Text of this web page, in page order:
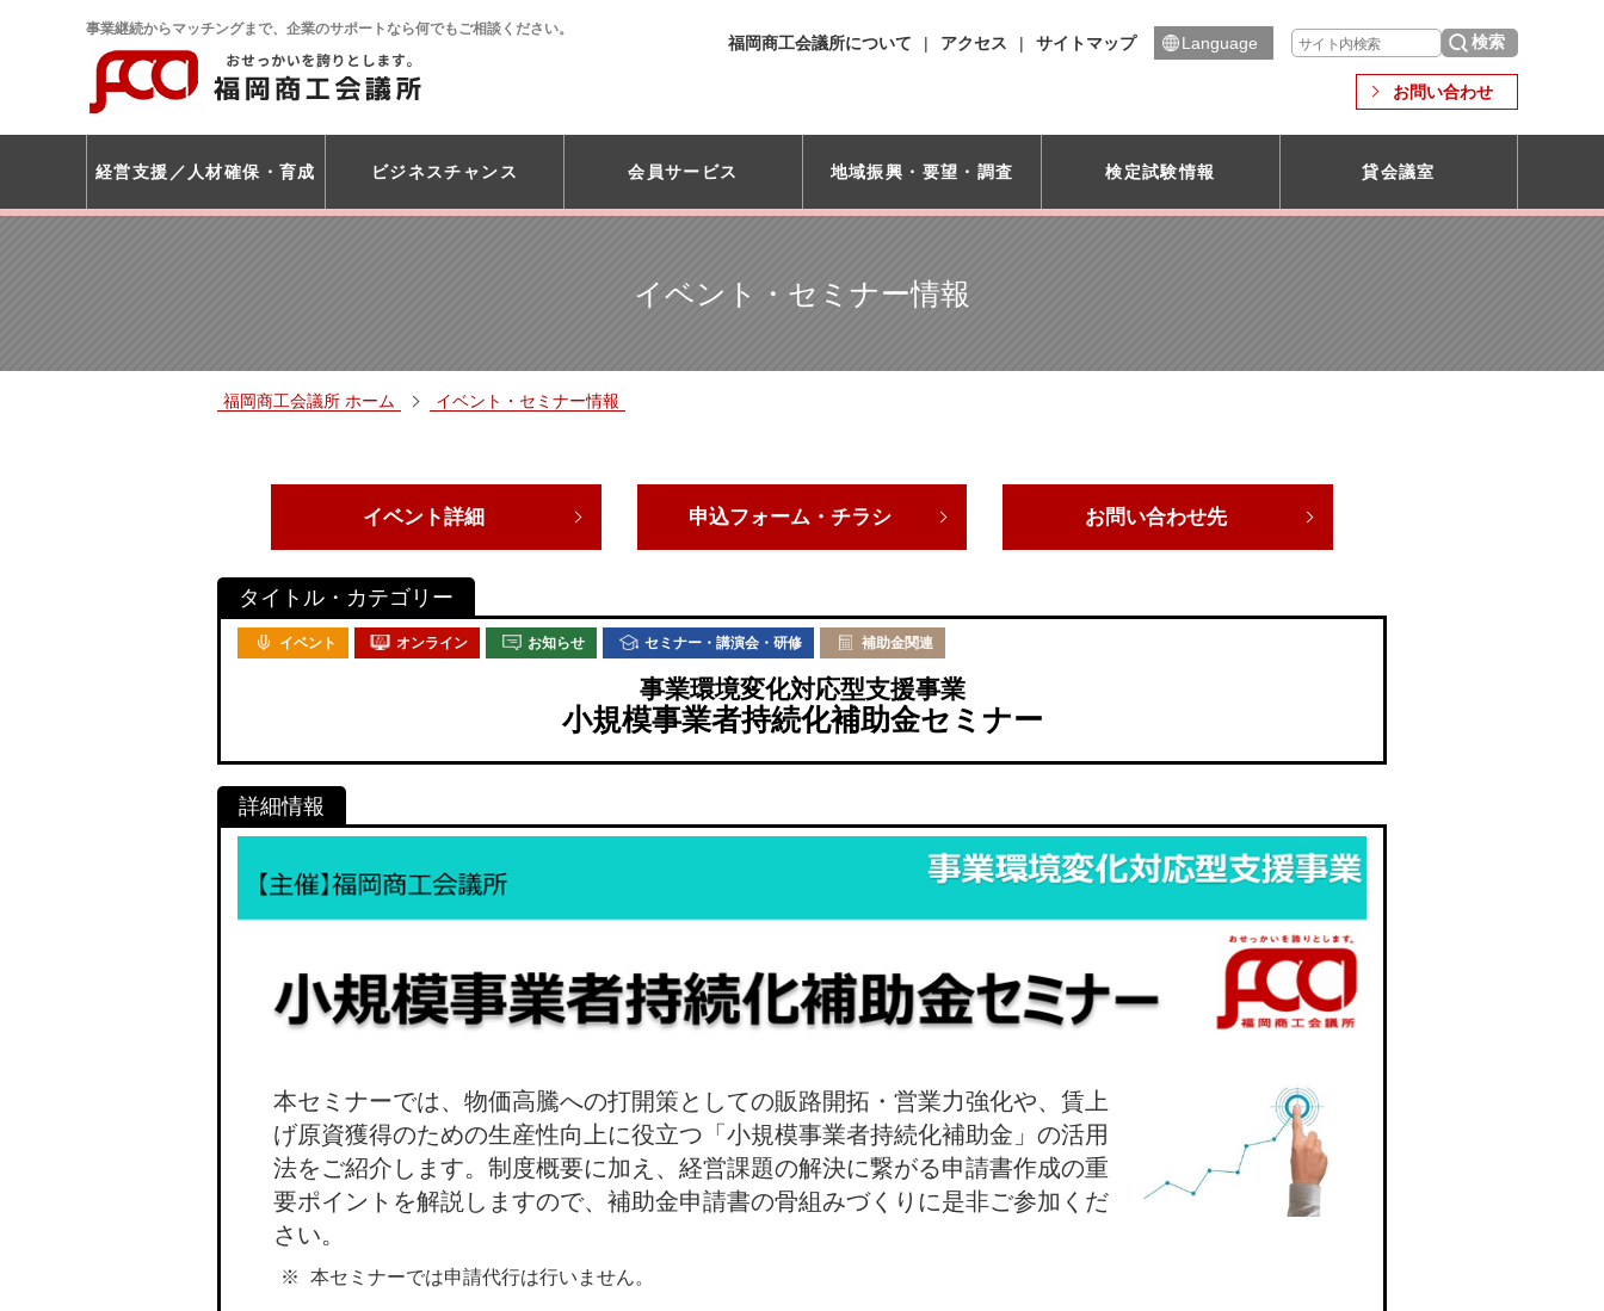
事業継続からマッチングまで、企業のサポートなら何でもご相談ください。
福岡商工会議所について アクセス サイトマップ Language
お問い合わせ
経営支援 人材確保・育成 ビジネスチャンス 会員サービス 地域振興・ 要望・調査 検定試験情報 貸会議室
イベント・セミナー情報
福岡商工会議所 ホーム イベント・セミナー情報
イベント詳細 申込フォーム・チラシ お問い合わせ先
イベント オンライン お知らせ セミナー・講演会・研修 補助金関連
事業環境変化対応型支援事業
小規模事業者持続化補助金セミナー
本セミナーでは、物価高騰への打開策としての販路開拓・営業力強化や、賃上
げ原資獲得のための生産性向上に役立つ「小規模事業者持続化補助金」の活用
法をご紹介します。制度概要に加え、経営課題の解決に繋がる申請書作成の重
要ポイントを解説しますので、補助金申請書の骨組みづくりに是非ご参加くだ
さい。
本セミナーでは申請代行は行いません。